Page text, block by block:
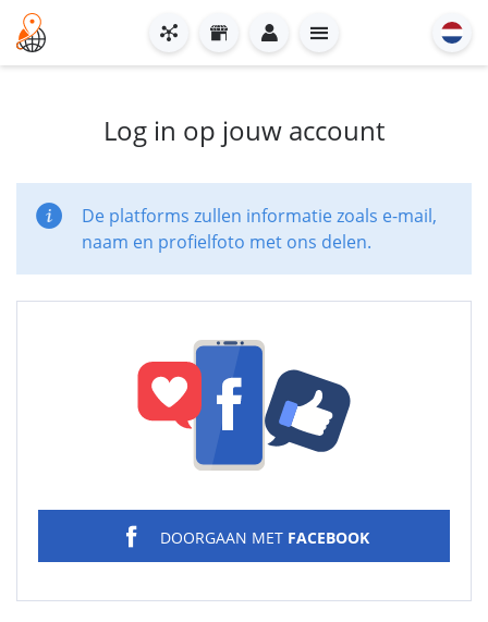
Log in op jouw account
De platforms zullen informatie zoals e-mail,
naam en profielfoto met ons delen.
DOORGAAN MET FACEBOOK